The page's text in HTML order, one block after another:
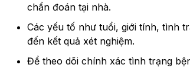
chẩn đoán tại nhà.
Các yếu tố như tuổi, giới tính, tình
đến kết quả xét nghiệm.
Để theo dõi chính xác tình trạng